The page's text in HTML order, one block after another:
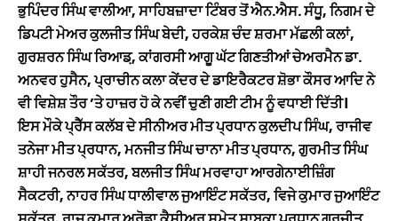
ਭੁਪਿੰਦਰ ਸਿੰਘ ਵਾਲੀਆ, ਸਾਹਿਬਜ਼ਾਦਾ ਟਿੰਬਰ ਤੋਂ ਐਨ.ਐਸ. ਸੰਧੂ, ਨਿਗਮ ਦੇ
ਡਿਪਟੀ ਮੇਅਰ ਕੁਲਜੀਤ ਸਿੰਘ ਬੇਦੀ, ਹਰਕੇਸ਼ ਚੰਦ ਸ਼ਰਮਾ ਮੱਛਲੀ ਕਲਾਂ,
ਗੁਰਸ਼ਰਨ ਸਿੰਘ ਰਿਆਡ਼, ਕਾਂਗਰਸੀ ਆਗੂ ਘੱਟ ਗਿਣਤੀਆਂ ਚੇਅਰਮੈਨ ਡਾ.
ਅਨਵਰ ਹੁਸੈਨ, ਪ੍ਰਾਚੀਨ ਕਲਾ ਕੇਂਦਰ ਦੇ ਡਾਇਰੈਕਟਰ ਸ਼ੋਭਾ ਕੌਸਰ ਆਦਿ ਨੇ
ਵੀ ਵਿਸ਼ੇਸ਼ ਤੌਰ ’ਤੇ ਹਾਜ਼ਰ ਹੋ ਕੇ ਨਵੀਂ ਚੁਣੀ ਗਈ ਟੀਮ ਨੂੰ ਵਧਾਈ ਦਿੱਤੀ।
ਇਸ ਮੌਕੇ ਪ੍ਰੈੱਸ ਕਲੱਬ ਦੇ ਸੀਨੀਅਰ ਮੀਤ ਪ੍ਰਧਾਨ ਕੁਲਦੀਪ ਸਿੰਘ, ਰਾਜੀਵ
ਤਨੇਜਾ ਮੀਤ ਪ੍ਰਧਾਨ, ਮਨਜੀਤ ਸਿੰਘ ਚਾਨਾ ਮੀਤ ਪ੍ਰਧਾਨ, ਗੁਰਮੀਤ ਸਿੰਘ
ਸ਼ਾਹੀ ਜਨਰਲ ਸਕੱਤਰ, ਬਲਜੀਤ ਸਿੰਘ ਮਰਵਾਹਾ ਆਰਗੇਨਾਈਜ਼ਿੰਗ
ਸੈਕਟਰੀ, ਨਾਹਰ ਸਿੰਘ ਧਾਲੀਵਾਲ ਜੁਆਇੰਟ ਸਕੱਤਰ, ਵਿਜੇ ਕੁਮਾਰ ਜੁਆਇੰਟ